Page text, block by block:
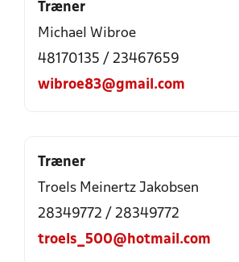
Træner
Michael Wibroe
48170135 / 23467659
wibroe83@gmail.com
Træner
Troels Meinertz Jakobsen
28349772 / 28349772
troels_500@hotmail.com